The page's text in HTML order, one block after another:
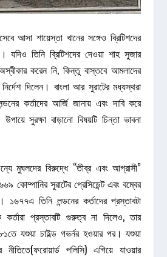
আসা শায়েস্তা খানের সঙ্গেও ব্রিটিশদের
যদিও তিনি ব্রিটিশদের দেওয়া শাহ সুজার
অস্বীকার করেন নি, কিন্তু বাস্তবে আমলাদের
দিলেন। বাংলা আর সুরাটের মধ্যস্থরা
কর্তাদের আর্জি জানায় এবং দাবি করে
সুরক্ষা বাড়ানো বিষয়টি চিন্তা ভাবনা
মুঘলদের বিরুদ্ধে “তীব্র এবং আগ্রাসী”
কোম্পানির সুরাটের প্রেসিডেন্ট এবং বম্বের
১৬৭৭এ তিনি লন্ডনের কর্তাদের প্রস্তাবটা
প্রস্তাবটি গুরুত্ব না দিলেও, তার
যশুয়া চাইল্ড গভর্নর হওয়ার পর। যশুয়া
পলিসি) এগিয়ে যাওয়ার